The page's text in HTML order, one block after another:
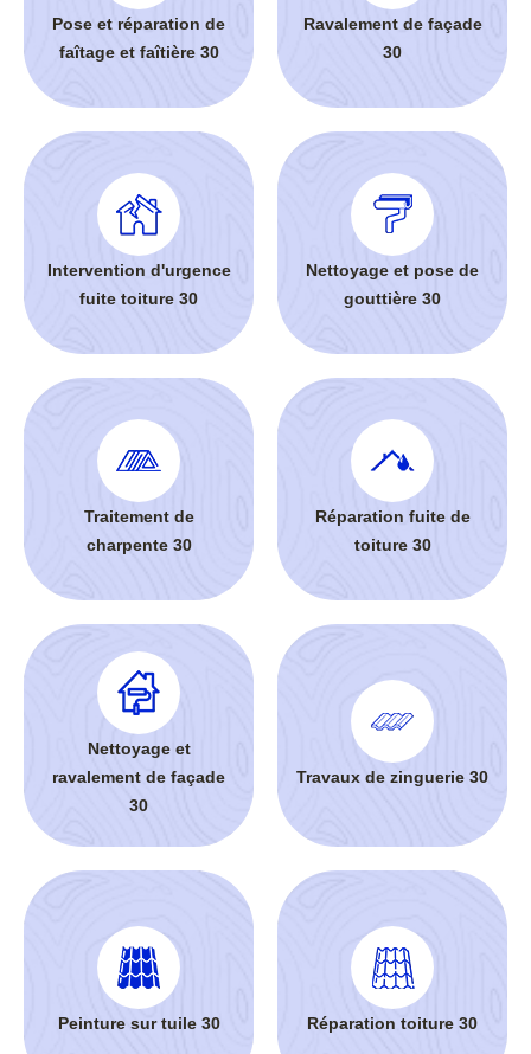
Pose et réparation de
faîtage et faîtière 30
Ravalement de façade
30
Intervention d'urgence
fuite toiture 30
Nettoyage et pose de
gouttière 30
Traitement de
charpente 30
Réparation fuite de
toiture 30
Nettoyage et
ravalement de façade
30
Travaux de zinguerie 30
Peinture sur tuile 30 Réparation toiture 30